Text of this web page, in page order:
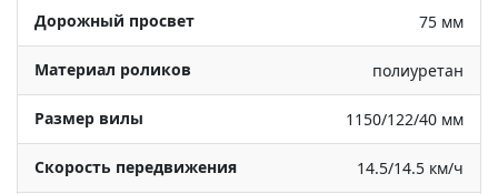
Дорожный просвет 75 мм
Материал роликов полиуретан
Размер вилы 1150/122/40 мм
Скорость передвижения 14.5/14.5 км/ч